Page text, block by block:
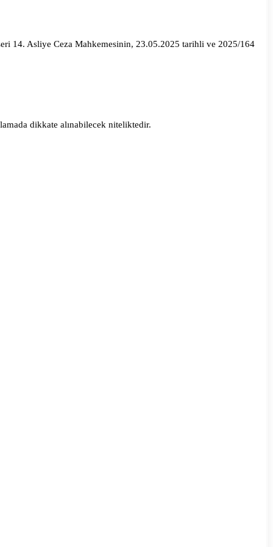
14. Asliye Ceza Mahkemesinin, 23.05.2025 tarihli ve 2025/164
dikkate alınabilecek niteliktedir.